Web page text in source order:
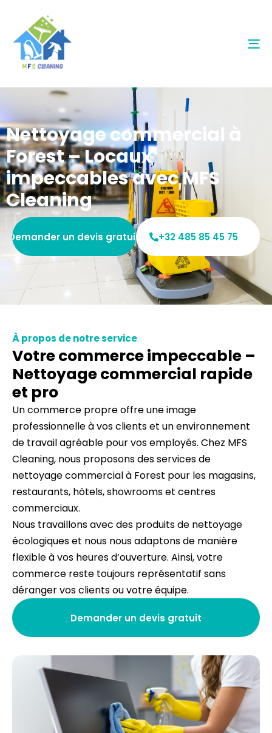
Nettoyage commercial à
Forest – Locaux
impeccables avec MFS
Cleaning
Demander un devis gratuit +32 485 85 45 75
À propos de notre service
Votre commerce impeccable –
Nettoyage commercial rapide
et pro
Un commerce propre offre une image
professionnelle à vos clients et un environnement
de travail agréable pour vos employés. Chez MFS
Cleaning, nous proposons des services de
nettoyage commercial à Forest pour les magasins,
restaurants, hôtels, showrooms et centres
commerciaux.
Nous travaillons avec des produits de nettoyage
écologiques et nous nous adaptons de manière
flexible à vos heures d’ouverture. Ainsi, votre
commerce reste toujours représentatif sans
déranger vos clients ou votre équipe.
Demander un devis gratuit